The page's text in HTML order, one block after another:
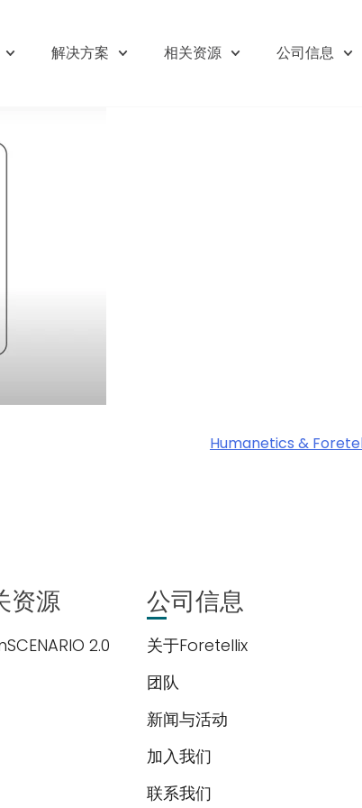
解决方案 相关资源 公司信息
Humanetics &
资源
2.0
公司信息
关于Foretellix
团队
新闻与活动
加入我们
联系我们
迎订阅我们的新闻邮件
用您提供的联系信息来分享公司产品内容与服务。您可以随